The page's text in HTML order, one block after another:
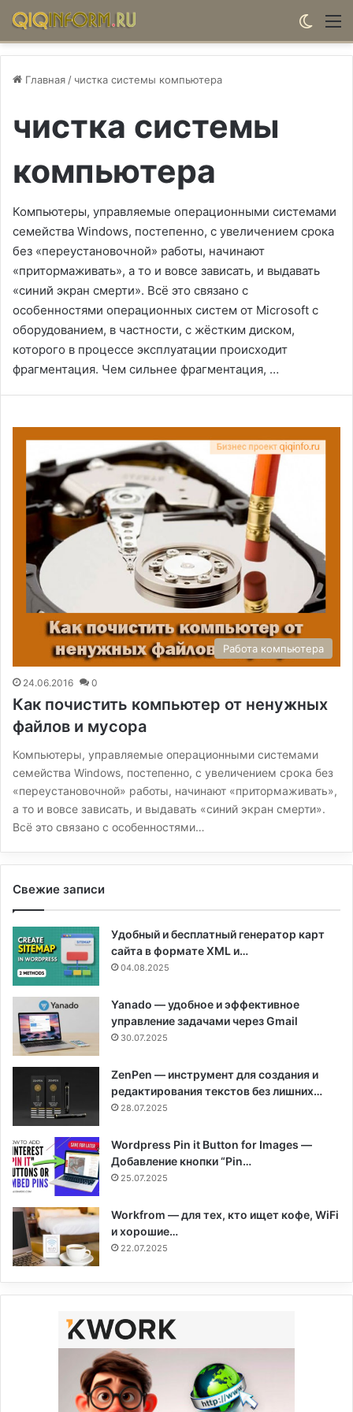
Главная / чистка системы компьютера
чистка системы
компьютера
Компьютеры, управляемые операционными системами
семейства Windows, постепенно, с увеличением срока
без «переустановочной» работы, начинают
«притормаживать», а то и вовсе зависать, и выдавать
«синий экран смерти». Всё это связано с
особенностями операционных систем от Microsoft с
оборудованием, в частности, с жёстким диском,
которого в процессе эксплуатации происходит
фрагментация. Чем сильнее фрагментация, …
Работа компьютера
24.06.2016 0
Как почистить компьютер от ненужных
файлов и мусора
Компьютеры, управляемые операционными системами
семейства Windows, постепенно, с увеличением срока без
«переустановочной» работы, начинают «притормаживать»,
а то и вовсе зависать, и выдавать «синий экран смерти».
Всё это связано с особенностями…
Свежие записи
Удобный и бесплатный генератор карт
сайта в формате XML и…
04.08.2025
Yanado — удобное и эффективное
управление задачами через Gmail
30.07.2025
ZenPen — инструмент для создания и
редактирования текстов без лишних…
28.07.2025
Wordpress Pin it Button for Images —
Добавление кнопки “Pin…
25.07.2025
Workfrom — для тех, кто ищет кофе, WiFi
и хорошие…
22.07.2025